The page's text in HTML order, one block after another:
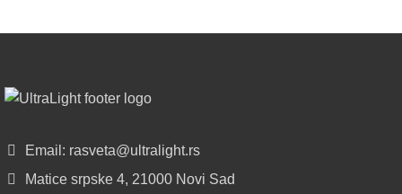
LED
SA
U
Email: rasveta@ultralight.rs
Matice srpske 4, 21000 Novi Sad